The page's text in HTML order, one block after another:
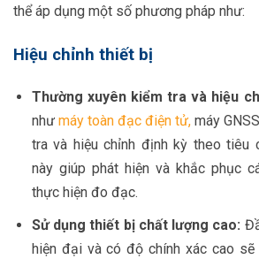
thể áp dụng một số phương pháp như:
Hiệu chỉnh thiết bị
Thường xuyên kiểm tra và hiệu
như máy toàn đạc điện tử, máy
tra và hiệu chỉnh định kỳ theo tiêu
này giúp phát hiện và khắc phục
thực hiện đo đạc.
Sử dụng thiết bị chất lượng cao:
hiện đại và có độ chính xác cao